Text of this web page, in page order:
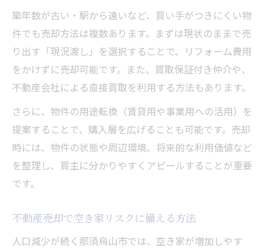
築年数が古い・駅から遠いなど、買い手がつきにくい物
件でも売却方法は複数あります。まずは現状のままで売
り出す「現況渡し」を選択することで、リフォーム費用
をかけずに売却可能です。また、買取保証付き仲介や、
不動産会社による直接買取を利用する方法もあります。
さらに、物件の用途転換（賃貸用や事業用への活用）を
提案することで、購入層を広げることも可能です。売却
時には、物件の状態や周辺環境、将来的な利用価値など
を整理し、買主に分かりやすくアピールすることが重要
です。
不動産売却で空き家リスクに備える方法
人口減少が続く那須烏山市では、空き家が増加しやす